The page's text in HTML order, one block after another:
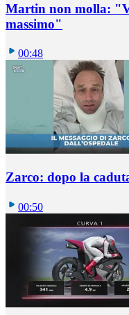
Martin non molla:
massimo"
00:48
Zarco: dopo la
00:50